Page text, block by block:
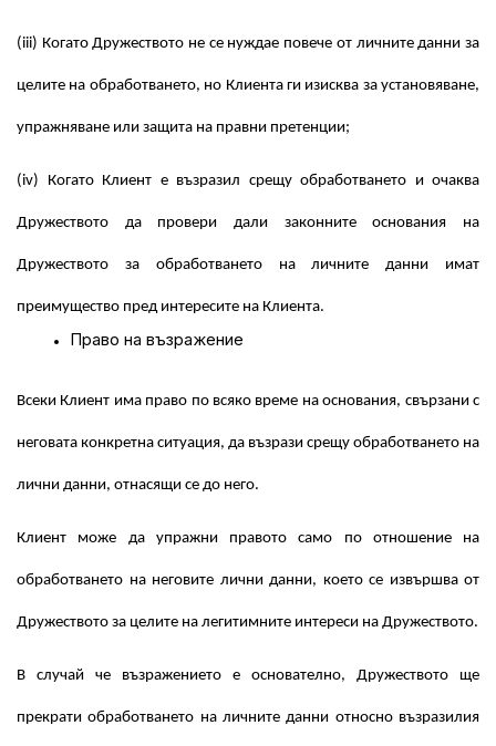
(iii) Когато Дружеството не се нуждае повече от личните данни за
целите на обработването, но Клиента ги изисква за установяване,
упражняване или защита на правни претенции;
(iv) Когато Клиент е възразил срещу обработването и очаква
Дружеството да провери дали законните основания на
Дружеството за обработването на личните данни имат
преимущество пред интересите на Клиента.
Право на възражение
Всеки Клиент има право по всяко време на основания, свързани с
неговата конкретна ситуация, да възрази срещу обработването на
лични данни, отнасящи се до него.
Клиент може да упражни правото само по отношение на
обработването на неговите лични данни, което се извършва от
Дружеството за целите на легитимните интереси на Дружеството.
В случай че възражението е основателно, Дружеството ще
прекрати обработването на личните данни относно възразилия